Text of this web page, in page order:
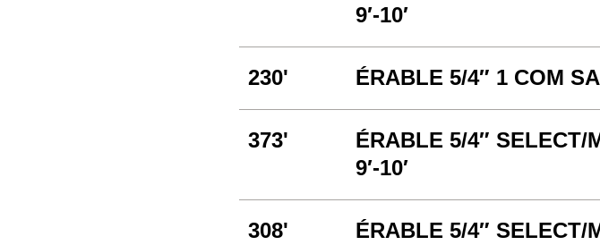
9′-10′
230' ÉRABLE 5/4″ 1 COM
373'
ÉRABLE 5/4″ SELECT/
9′-10′
308'
ÉRABLE 5/4″ SELECT/